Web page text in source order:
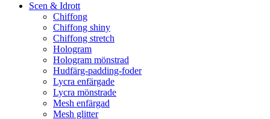
Scen & Idrott
Chiffong
Chiffong shiny
Chiffong stretch
Hologram
Hologram mönstrad
Hudfärg-padding-foder
Lycra enfärgade
Lycra mönstrade
Mesh enfärgad
Mesh glitter